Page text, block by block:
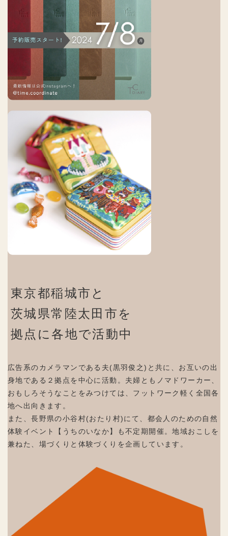
東京都稲城市と
茨城県常陸太田市を
拠点に各地で活動中
広告系のカメラマンである夫(黒羽俊之)と共に、お互いの出
身地である２拠点を中心に活動。夫婦ともノマドワーカー、
おもしろそうなことをみつけては、フットワーク軽く全国各
地へ出向きます。
また、長野県の小谷村(おたり村)にて、都会人のための自然
体験イベント【うちのいなか】も不定期開催。地域おこしを
兼ねた、場づくりと体験づくりを企画しています。